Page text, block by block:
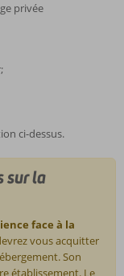
privée
ci-dessus.
sur la
face à la
vous acquitter
Son
établissement. Le